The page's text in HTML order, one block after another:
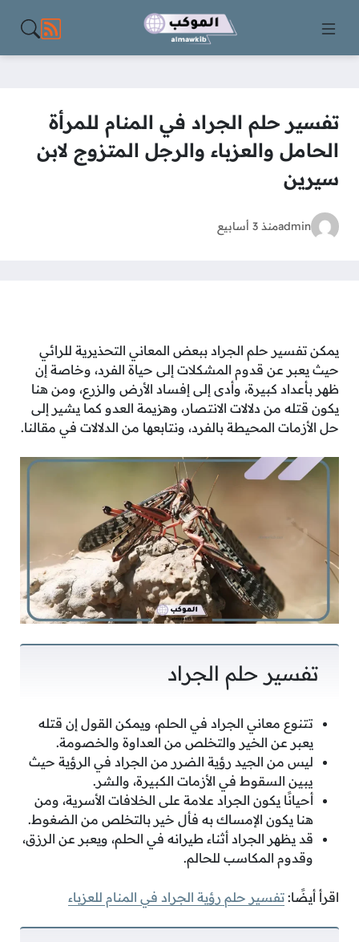
مواقع
تفسير حلم الجراد في المنام للمرأة
الحامل والعزباء والرجل المتزوج لابن
سيرين
adminمنذ 3 أسابيع
يمكن تفسير حلم الجراد ببعض المعاني التحذيرية للرائي
حيث يعبر عن قدوم المشكلات إلى حياة الفرد، وخاصة إن
ظهر بأعداد كبيرة، وأدى إلى إفساد الأرض والزرع، ومن هنا
يكون قتله من دلالات الانتصار، وهزيمة العدو كما يشير إلى
حل الأزمات المحيطة بالفرد، ونتابعها من الدلالات في مقالنا.
تفسير حلم الجراد
تتنوع معاني الجراد في الحلم، ويمكن القول إن قتله
يعبر عن الخير والتخلص من العداوة والخصومة.
ليس من الجيد رؤية الضرر من الجراد في الرؤية حيث
يبين السقوط في الأزمات الكبيرة، والشر.
أحيانًا يكون الجراد علامة على الخلافات الأسرية، ومن
هنا يكون الإمساك به فأل خير بالتخلص من الضغوط.
قد يظهر الجراد أثناء طيرانه في الحلم، ويعبر عن الرزق،
وقدوم المكاسب للحالم.
اقرأ أيضًا: تفسير حلم رؤية الجراد في المنام للعزباء